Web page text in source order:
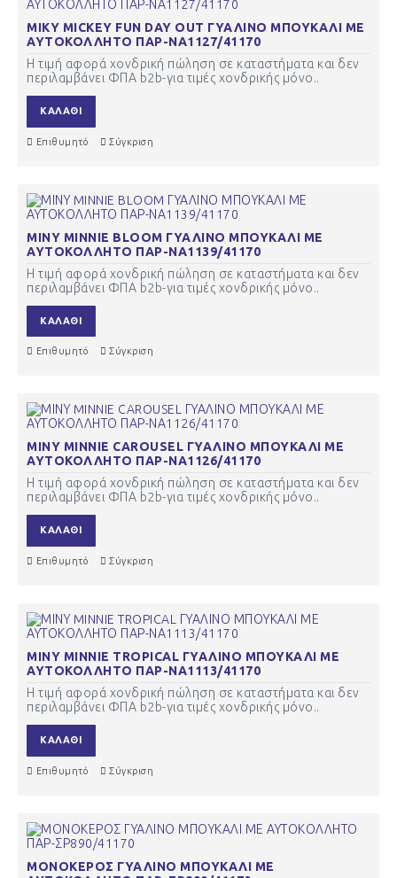
ΜΙΚΥ MICKEY FUN DAY OUT ΓΥΑΛΙΝΟ ΜΠΟΥΚΑΛΙ ΜΕ
ΑΥΤΟΚΟΛΛΗΤΟ ΠΑΡ-ΝΑ1127/41170
Η τιμή αφορά χονδρική πώληση σε καταστήματα και δεν
περιλαμβάνει ΦΠΑ b2b-για τιμές χονδρικής μόνο..
ΚΑΛΆΘΙ
Επιθυμητό Σύγκριση
ΜΙΝΥ MINNIE BLOOM ΓΥΑΛΙΝΟ ΜΠΟΥΚΑΛΙ ΜΕ
ΑΥΤΟΚΟΛΛΗΤΟ ΠΑΡ-ΝΑ1139/41170
Η τιμή αφορά χονδρική πώληση σε καταστήματα και δεν
περιλαμβάνει ΦΠΑ b2b-για τιμές χονδρικής μόνο..
ΚΑΛΆΘΙ
Επιθυμητό Σύγκριση
ΜΙΝΥ MINNIE CAROUSEL ΓΥΑΛΙΝΟ ΜΠΟΥΚΑΛΙ ΜΕ
ΑΥΤΟΚΟΛΛΗΤΟ ΠΑΡ-ΝΑ1126/41170
Η τιμή αφορά χονδρική πώληση σε καταστήματα και δεν
περιλαμβάνει ΦΠΑ b2b-για τιμές χονδρικής μόνο..
ΚΑΛΆΘΙ
Επιθυμητό Σύγκριση
ΜΙΝΥ MINNIE TROPICAL ΓΥΑΛΙΝΟ ΜΠΟΥΚΑΛΙ ΜΕ
ΑΥΤΟΚΟΛΛΗΤΟ ΠΑΡ-ΝΑ1113/41170
Η τιμή αφορά χονδρική πώληση σε καταστήματα και δεν
περιλαμβάνει ΦΠΑ b2b-για τιμές χονδρικής μόνο..
ΚΑΛΆΘΙ
Επιθυμητό Σύγκριση
ΜΟΝΟΚΕΡΟΣ ΓΥΑΛΙΝΟ ΜΠΟΥΚΑΛΙ ΜΕ